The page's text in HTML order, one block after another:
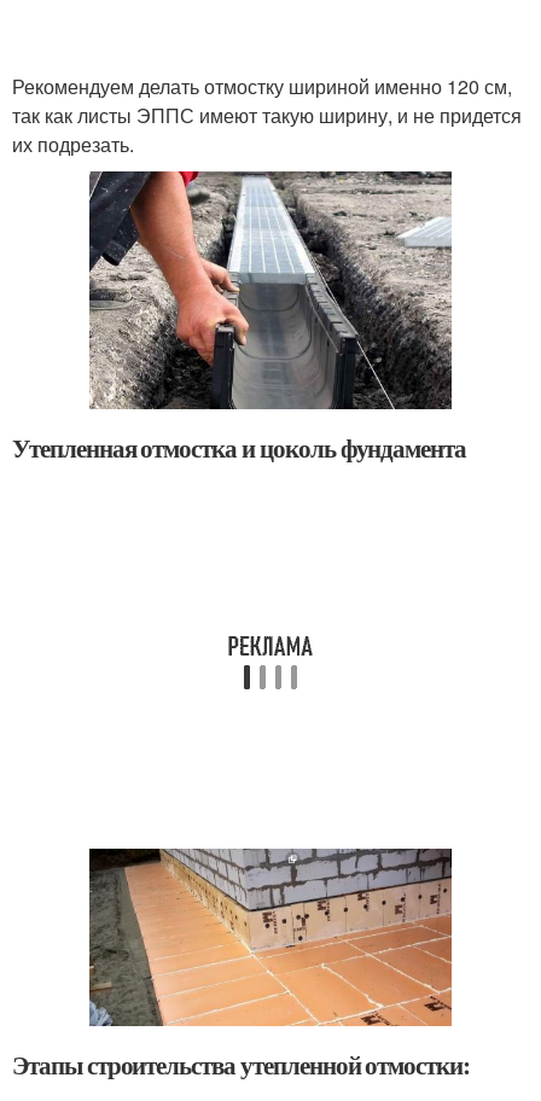
Рекомендуем делать отмостку шириной именно 120 см,
так как листы ЭППС имеют такую ширину, и не придется
их подрезать.
Утепленная отмостка и цоколь фундамента
Этапы строительства утепленной отмостки: